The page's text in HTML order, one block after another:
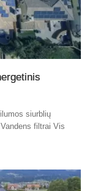
siurblių
filtrai Vis